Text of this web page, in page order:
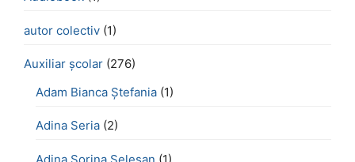
autor colectiv (1)
Auxiliar școlar (276)
Adam Bianca Ștefania (1)
Adina Seria (2)
Adina Sorina Seleșan (1)